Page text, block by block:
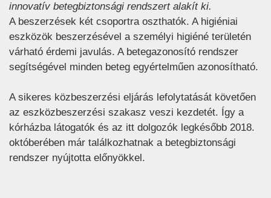
innovatív betegbiztonsági rendszert alakít ki.
A beszerzések két csoportra oszthatók. A higiéniai
eszközök beszerzésével a személyi higiéné területén
várható érdemi javulás. A betegazonosító rendszer
segítségével minden beteg egyértelműen azonosítható.
A sikeres közbeszerzési eljárás lefolytatását követően
az eszközbeszerzési szakasz veszi kezdetét. Így a
kórházba látogatók és az itt dolgozók legkésőbb 2018.
októberében már találkozhatnak a betegbiztonsági
rendszer nyújtotta előnyökkel.